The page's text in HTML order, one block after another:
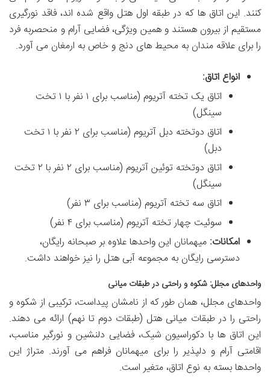
کنند. این اتاق ها که در طبقه اول هتل واقع شده اند، فاقد نورگیری
مستقیم از بیرون هستند و همین ویژگی، فضایی آرام و منحصربه فرد
را برای علاقه مندان به محیط های دنج و خاص به ارمغان می آورد.
انواع اتاق:
اتاق یک تخته آتریوم (مناسب برای ۱ نفر با ۱ تخت
سینگل)
اتاق دوتخته دبل آتریوم (مناسب برای ۲ نفر با ۱ تخت
دبل)
اتاق دوتخته توئین آتریوم (مناسب برای ۲ نفر با ۲ تخت
سینگل)
اتاق سه تخته آتریوم (مناسب برای ۳ نفر)
سوئیت چهار تخته آتریوم (مناسب برای ۴ نفر)
امکانات: میهمانان این واحدها علاوه بر صبحانه رایگان،
دسترسی رایگان به مجموعه آبی هتل را نیز خواهند داشت.
واحدهای مجلل: شکوه و راحتی در طبقات میانی
واحدهای مجلل، همان طور که از نامشان پیداست، ترکیبی از شکوه و
راحتی را در طبقات میانی هتل (طبقات دوم تا نهم) ارائه می دهند.
این اتاق ها با دکوراسیون شیک، فضایی دلنشین و نورگیر مناسب،
اقامتی آرام و دلپذیر را برای میهمانان فراهم می آورند. متراژ این
واحدها بسته به نوع اتاق، متغیر است.